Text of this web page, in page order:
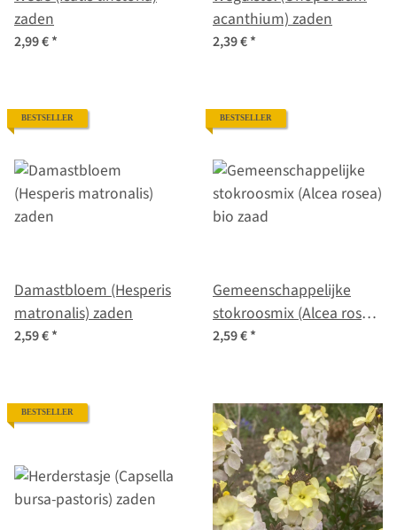
zaden
2,99 €*
acanthium) zaden
2,39 €*
BESTSELLER
Damastbloem (Hesperis
matronalis) zaden
2,59 €*
BESTSELLER
Gemeenschappelijke
stokroosmix (Alcea rosea)
bio zaad
2,59 €*
BESTSELLER